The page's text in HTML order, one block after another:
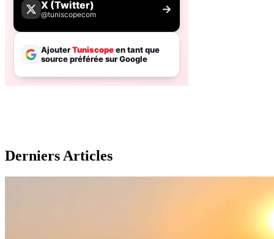
Derniers Articles